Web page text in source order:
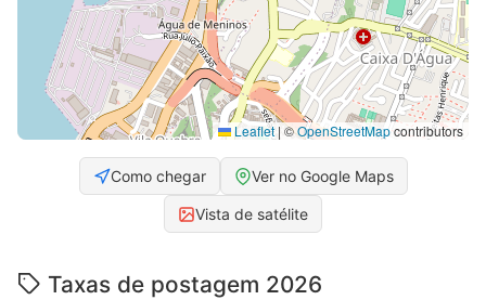
Leaflet | ©OpenStreetMapcontributors
Como chegar Ver no Google Maps
Vista de satélite
Taxas de postagem 2026